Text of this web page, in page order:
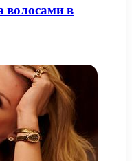
волосами в